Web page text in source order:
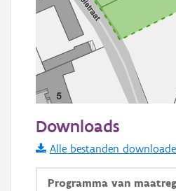
Informatie Vlaanderen
i
Downloads
Alle bestanden
Programma van